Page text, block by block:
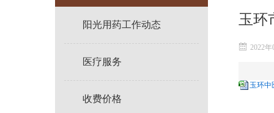
阳光用药工作动态
医疗服务
收费价格
玉环
2022
玉环中